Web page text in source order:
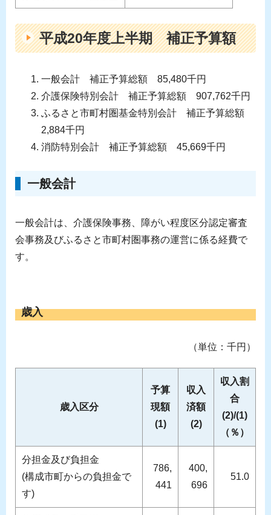
平成20年度上半期 補正予算額
一般会計 補正予算総額 85,480千円
介護保険特別会計 補正予算総額 907,762千円
ふるさと市町村圏基金特別会計 補正予算総額
2,884千円
消防特別会計 補正予算総額 45,669千円
一般会計
一般会計は、介護保険事務、障がい程度区分認定審査
会事務及びふるさと市町村圏事務の運営に係る経費で
す。
歳入
（単位：千円）
歳入区分
予算
現額
(1)
収入
済額
(2)
収入割
合
(2)/(1)
（％）
分担金及び負担金
(構成市町からの負担金で
す)
786,
441
400,
696
51.0